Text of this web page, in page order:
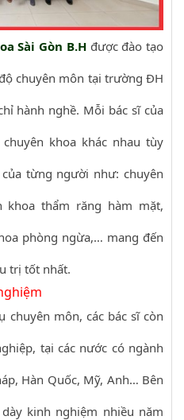
Sài Gòn B.Hđược đào tạo
chuyên môn tại trường ĐH
hành nghề. Mỗi bác sĩ của
khoa khác nhau tùy
từng người như: chuyên
khoa thẩm răng hàm mặt,
phòng ngừa,… mang đến
trị tốt nhất.
chuyên môn, các bác sĩ còn
tại các nước có ngành
Hàn Quốc, Mỹ, Anh… Bên
kinh nghiệm nhiều năm